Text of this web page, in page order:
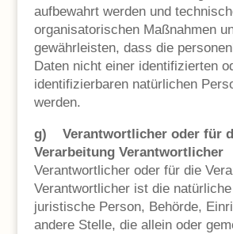
aufbewahrt werden und
organisatorischen Maßnahmen
gewährleisten, dass die
Daten nicht einer identifizierten
identifizierbaren natürlichen
werden.
g) Verantwortlicher oder für
Verarbeitung Verantwortlicher
Verantwortlicher oder für die
Verantwortlicher ist die
juristische Person, Behörde,
andere Stelle, die allein oder